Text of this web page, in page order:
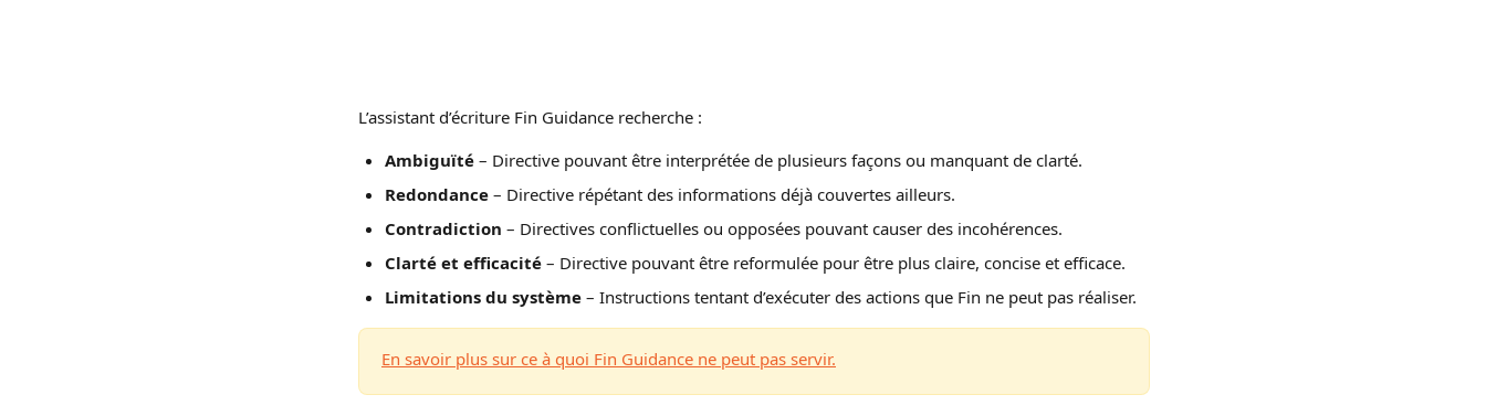
L’assistant d’écriture Fin Guidance recherche :
Ambiguïté – Directive pouvant être interprétée de plusieurs façons ou manquant de clarté.
Redondance – Directive répétant des informations déjà couvertes ailleurs.
Contradiction – Directives conflictuelles ou opposées pouvant causer des incohérences.
Clarté et efficacité – Directive pouvant être reformulée pour être plus claire, concise et efficace.
Limitations du système – Instructions tentant d’exécuter des actions que Fin ne peut pas réaliser.
En savoir plus sur ce à quoi Fin Guidance ne peut pas servir.